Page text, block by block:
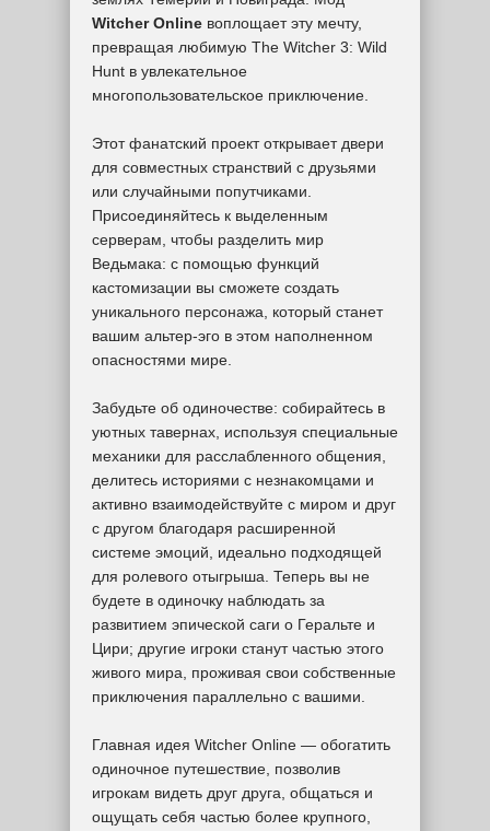
Witcher Online воплощает эту мечту,
превращая любимую The Witcher 3: Wild
Hunt в увлекательное
многопользовательское приключение.
Этот фанатский проект открывает двери
для совместных странствий с друзьями
или случайными попутчиками.
Присоединяйтесь к выделенным
серверам, чтобы разделить мир
Ведьмака: с помощью функций
кастомизации вы сможете создать
уникального персонажа, который станет
вашим альтер-эго в этом наполненном
опасностями мире.
Забудьте об одиночестве: собирайтесь в
уютных тавернах, используя специальные
механики для расслабленного общения,
делитесь историями с незнакомцами и
активно взаимодействуйте с миром и друг
с другом благодаря расширенной
системе эмоций, идеально подходящей
для ролевого отыгрыша. Теперь вы не
будете в одиночку наблюдать за
развитием эпической саги о Геральте и
Цири; другие игроки станут частью этого
живого мира, проживая свои собственные
приключения параллельно с вашими.
Главная идея Witcher Online — обогатить
одиночное путешествие, позволив
игрокам видеть друг друга, общаться и
ощущать себя частью более крупного,